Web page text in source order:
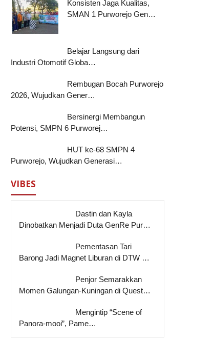
Konsisten Jaga Kualitas,
SMAN 1 Purworejo Gen…
Belajar Langsung dari
Industri Otomotif Globa…
Rembugan Bocah Purworejo
2026, Wujudkan Gener…
Bersinergi Membangun
Potensi, SMPN 6 Purworej…
HUT ke-68 SMPN 4
Purworejo, Wujudkan Generasi…
VIBES
Dastin dan Kayla
Dinobatkan Menjadi Duta GenRe Pur…
Pementasan Tari
Barong Jadi Magnet Liburan di DTW …
Penjor Semarakkan
Momen Galungan-Kuningan di Quest…
Mengintip “Scene of
Panora-mooi”, Pame…